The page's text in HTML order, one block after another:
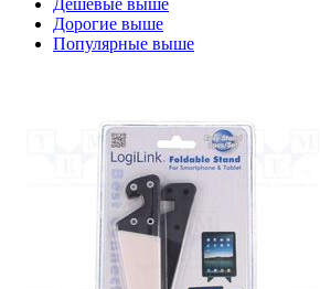
Дорогие выше
Популярные выше